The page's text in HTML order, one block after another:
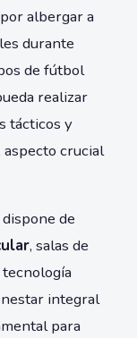
albergar a
durante
de fútbol
realizar
tácticos y
crucial
de
, salas de
integral
para